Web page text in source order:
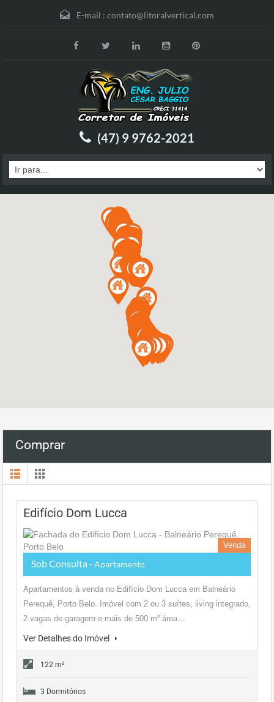
E-mail : contato@litoralvertical.com
(47) 9 9762-2021
Comprar
Edifício Dom Lucca
Venda
Sob Consulta - Apartamento
Apartamentos à venda no Edifício Dom Lucca em Balneário
Perequê, Porto Belo. Imóvel com 2 ou 3 suítes, living integrado,
2 vagas de garagem e mais de 500 m² área…
Ver Detalhes do Imóvel
122 m²
3 Dormitórios